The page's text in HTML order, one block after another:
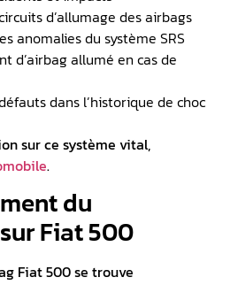
d’allumage des airbags
anomalies du système SRS
d’airbag allumé en cas de
dans l’historique de choc
sur ce système vital,
.
du
Fiat 500
Fiat 500 se trouve